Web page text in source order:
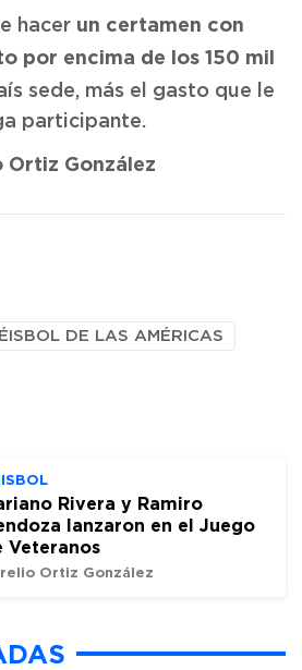
hacer un certamen con
por encima de los 150 mil
sede, más el gasto que le
participante.
González
DE LAS AMÉRICAS
Rivera y Ramiro
lanzaron en el Juego
Veteranos
Ortiz González